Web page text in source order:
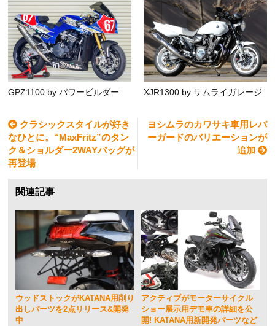
GPZ1100 by パワービルダー XJR1300 by サムライガレージ
クラシックスタイルが好き
なひとに。“MaxFritz”のタン
ク＆ショルダー2WAYバッグが
再登場
ヨシムラのカワサキ車用レバ
ーガードのバリエーションが
追加
関連記事
ウッドストックがKATANA用削り
出しパーツを2点リリース&開発
中
アクティブがモーターサイクル
ショー展示用デモ車の詳細を公
開! KATANA用新開発パーツなど